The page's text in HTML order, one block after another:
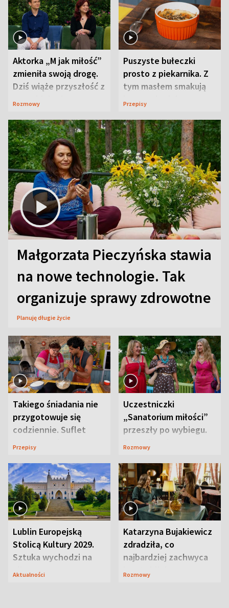
Aktorka „M jak miłość”
zmieniła swoją drogę.
Dziś wiąże przyszłość z
neurobiologią
Rozmowy
Puszyste bułeczki
prosto z piekarnika. Z
tym masłem smakują
jeszcze lepiej
Przepisy
Małgorzata Pieczyńska stawia
na nowe technologie. Tak
organizuje sprawy zdrowotne
Planuję długie życie
Takiego śniadania nie
przygotowuje się
codziennie. Suflet
serowy zachwyca
Przepisy
Uczestniczki
„Sanatorium miłości”
przeszły po wybiegu.
Te stylizacje
Rozmowy
Lublin Europejską
Stolicą Kultury 2029.
Sztuka wychodzi na
ulice
Aktualności
Katarzyna Bujakiewicz
zdradziła, co
najbardziej zachwyca
ją w Lublinie
Rozmowy